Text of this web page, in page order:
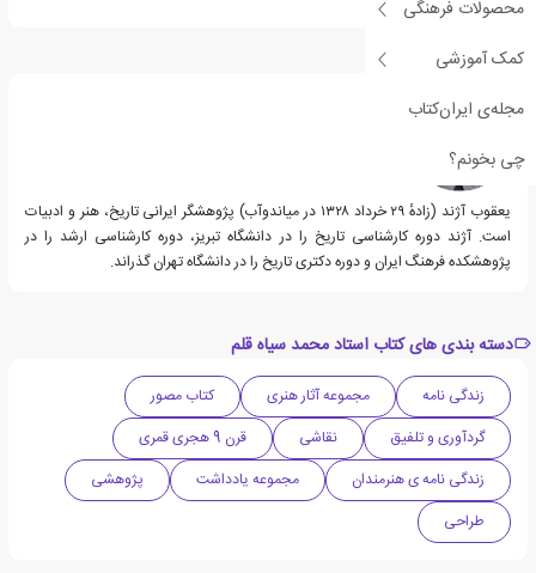
محصولات فرهنگی
کمک آموزشی
مجله‌ی ایران‌کتاب
چی بخونم؟
درباره یعقوب آژند
یعقوب آژند (زادهٔ ۲۹ خرداد ۱۳۲۸ در میاندوآب) پژوهشگر ایرانی تاریخ، هنر و ادبیات
است. آژند دوره کارشناسی تاریخ را در دانشگاه تبریز، دوره کارشناسی ارشد را در
پژوهشکده فرهنگ ایران و دوره دکتری تاریخ را در دانشگاه تهران گذراند.
دسته بندی های کتاب استاد محمد سیاه قلم
زندگی نامه مجموعه آثار هنری
کتاب مصور
گردآوری و تلفیق
نقاشی
قرن 9 هجری قمری
زندگی نامه ی هنرمندان
مجموعه یادداشت
پژوهشی
طراحی